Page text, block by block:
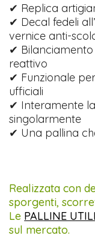
✔ Replica
✔ Decal fedeli
vernice anti-
✔
reattivo
✔ Funzionale
ufficiali
✔ Interamente
singolarmente
✔ Una pallina
Realizzata con
sporgenti,
Le PALLINE
sul mercato.